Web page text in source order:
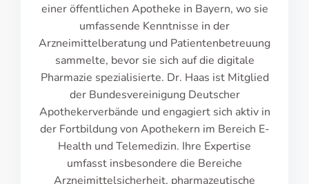
einer öffentlichen Apotheke in Bayern, wo sie
umfassende Kenntnisse in der
Arzneimittelberatung und Patientenbetreuung
sammelte, bevor sie sich auf die digitale
Pharmazie spezialisierte. Dr. Haas ist Mitglied
der Bundesvereinigung Deutscher
Apothekerverbände und engagiert sich aktiv in
der Fortbildung von Apothekern im Bereich E-
Health und Telemedizin. Ihre Expertise
umfasst insbesondere die Bereiche
Arzneimittelsicherheit, pharmazeutische